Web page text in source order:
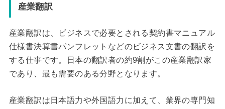
産業翻訳
産業翻訳は、ビジネスで必要とされる契約書マニュアル
仕様書決算書パンフレットなどのビジネス文書の翻訳を
する仕事です。日本の翻訳者の約9割がこの産業翻訳家
であり、最も需要のある分野となります。
産業翻訳は日本語力や外国語力に加えて、業界の専門知